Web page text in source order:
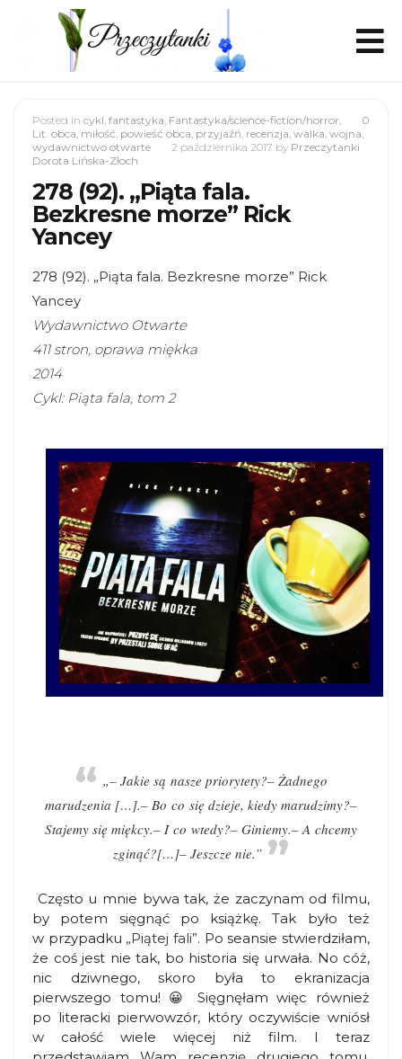
0
Posted in cykl, fantastyka, Fantastyka/science-fiction/horror,
Lit. obca, miłość, powieść obca, przyjaźń, recenzja, walka, wojna,
wydawnictwo otwarte
2 października 2017 by Przeczytanki
Dorota Lińska-Złoch
278 (92). „Piąta fala.
Bezkresne morze” Rick
Yancey
278 (92). „Piąta fala. Bezkresne morze” Rick
Yancey
Wydawnictwo Otwarte
411 stron, oprawa miękka
2014
Cykl: Piąta fala, tom 2
„– Jakie są nasze priorytety?– Żadnego
marudzenia […].– Bo co się dzieje, kiedy marudzimy?–
Stajemy się miękcy.– I co wtedy?– Giniemy.– A chcemy
zginąć?[…]– Jeszcze nie.”
Często u mnie bywa tak, że zaczynam od filmu,
by potem sięgnąć po książkę. Tak było też
w przypadku „Piątej fali”. Po seansie stwierdziłam,
że coś jest nie tak, bo historia się urwała. No cóż,
nic dziwnego, skoro była to ekranizacja
pierwszego tomu! 😀 Sięgnęłam więc również
po literacki pierwowzór, który oczywiście wniósł
w całość wiele więcej niż film. I teraz